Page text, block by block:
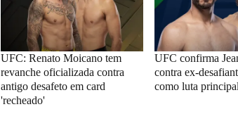
UFC: Renato Moicano tem
revanche oficializada contra
antigo desafeto em card
'recheado'
UFC confirma
contra ex-
como luta